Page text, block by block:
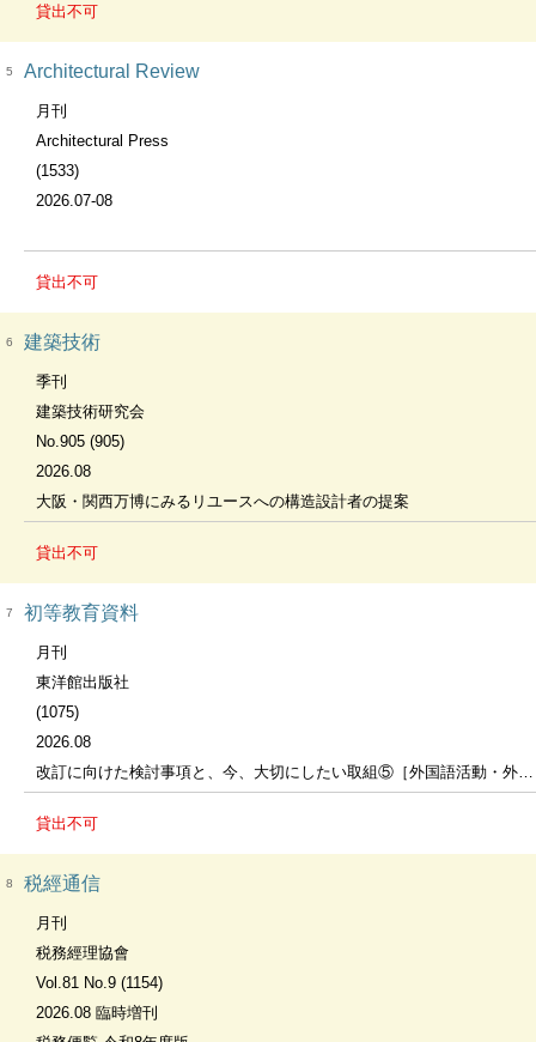
貸出不可
5 Architectural Review
月刊
Architectural Press
(1533)
2026.07-08
貸出不可
6 建築技術
季刊
建築技術研究会
No.905 (905)
2026.08
大阪・関西万博にみるリユースへの構造設計者の提案
貸出不可
7 初等教育資料
月刊
東洋館出版社
(1075)
2026.08
改訂に向けた検討事項と、今、大切にしたい取組⑤［外国語活動・外国語］［特別活動］
貸出不可
8 税經通信
月刊
税務經理協會
Vol.81 No.9 (1154)
2026.08 臨時増刊